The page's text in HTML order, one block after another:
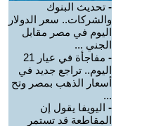
- تحديث البنوك
والشركات.. سعر الدولار
اليوم في مصر مقابل
الجني ...
-
مفاجأة في عيار 21
اليوم.. تراجع جديد في
أسعار الذهب بمصر وتح
...
- اليويفا يقول إن
المقاطعة قد تستمر